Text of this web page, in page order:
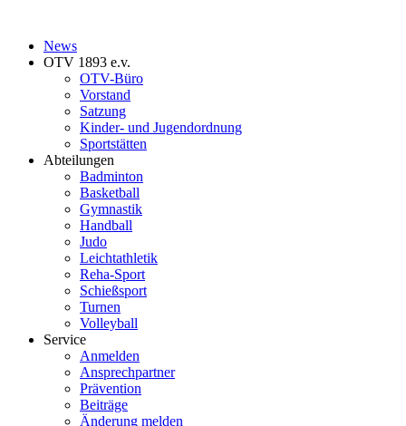
News
OTV 1893 e.v.
OTV-Büro
Vorstand
Satzung
Kinder- und Jugendordnung
Sportstätten
Abteilungen
Badminton
Basketball
Gymnastik
Handball
Judo
Leichtathletik
Reha-Sport
Schießsport
Turnen
Volleyball
Service
Anmelden
Ansprechpartner
Prävention
Beiträge
Änderung melden